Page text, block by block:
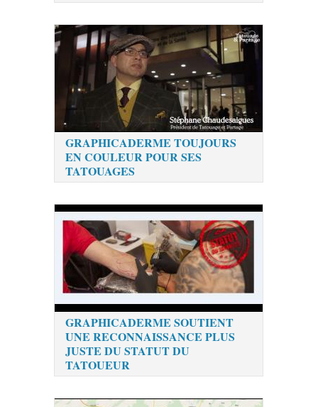
GRAPHICADERME TOUJOURS
EN COULEUR POUR SES
TATOUAGES
GRAPHICADERME SOUTIENT
UNE RECONNAISSANCE PLUS
JUSTE DU STATUT DU
TATOUEUR